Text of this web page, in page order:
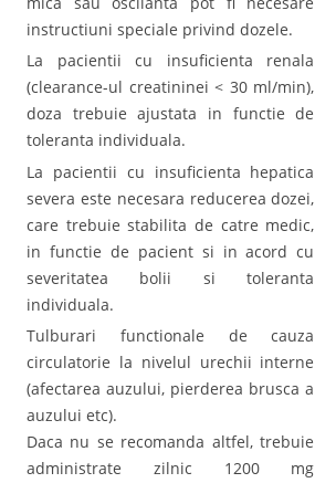
instructiuni speciale privind dozele.
La pacientii cu insuficienta renala
(clearance-ul creatininei < 30 ml/min),
doza trebuie ajustata in functie de
toleranta individuala.
La pacientii cu insuficienta hepatica
severa este necesara reducerea dozei,
care trebuie stabilita de catre medic,
in functie de pacient si in acord cu
severitatea bolii si toleranta
individuala.
Tulburari functionale de cauza
circulatorie la nivelul urechii interne
(afectarea auzului, pierderea brusca a
auzului etc).
Daca nu se recomanda altfel, trebuie
administrate zilnic 1200 mg